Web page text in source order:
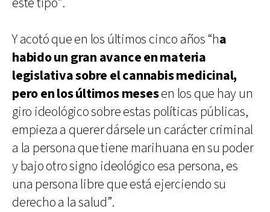
Y acotó que en los últimos cinco años “ha
habido un gran avance en materia
legislativa sobre el cannabis medicinal,
pero en los últimos mesesen los que hay un
giro ideológico sobre estas políticas públicas,
empieza a querer dársele un carácter criminal
a la persona que tiene marihuana en su poder
y bajo otro signo ideológico esa persona, es
una persona libre que está ejerciendo su
derecho a la salud”.